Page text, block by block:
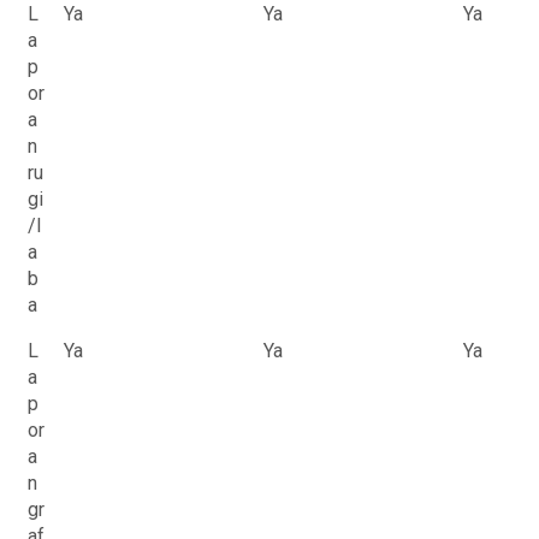
L
a
p
or
a
n
ru
gi
/l
a
b
a
Ya Ya Ya
L
a
p
or
a
n
gr
Ya Ya Ya